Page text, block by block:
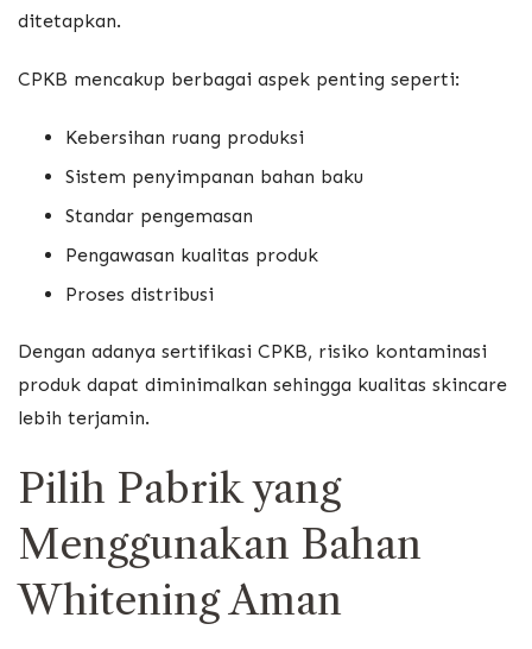
ditetapkan.
CPKB mencakup berbagai aspek penting seperti:
Kebersihan ruang produksi
Sistem penyimpanan bahan baku
Standar pengemasan
Pengawasan kualitas produk
Proses distribusi
Dengan adanya sertifikasi CPKB, risiko kontaminasi
produk dapat diminimalkan sehingga kualitas skincare
lebih terjamin.
Pilih Pabrik yang
Menggunakan Bahan
Whitening Aman